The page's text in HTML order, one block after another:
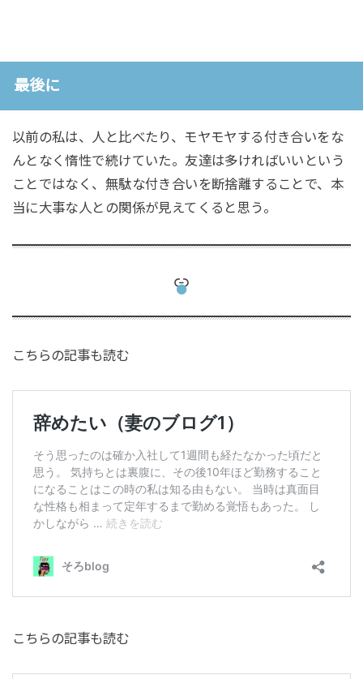
最後に
以前の私は、人と比べたり、モヤモヤする付き合いをな
んとなく惰性で続けていた。友達は多ければいいという
ことではなく、無駄な付き合いを断捨離することで、本
当に大事な人との関係が見えてくると思う。
Link
こちらの記事も読む
こちらの記事も読む